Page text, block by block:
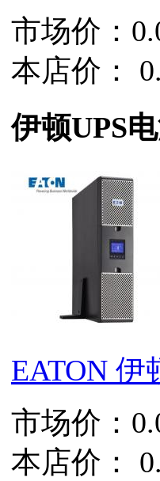
市场价：
本店价：
伊顿UPS
EATON 伊
市场价：
本店价：